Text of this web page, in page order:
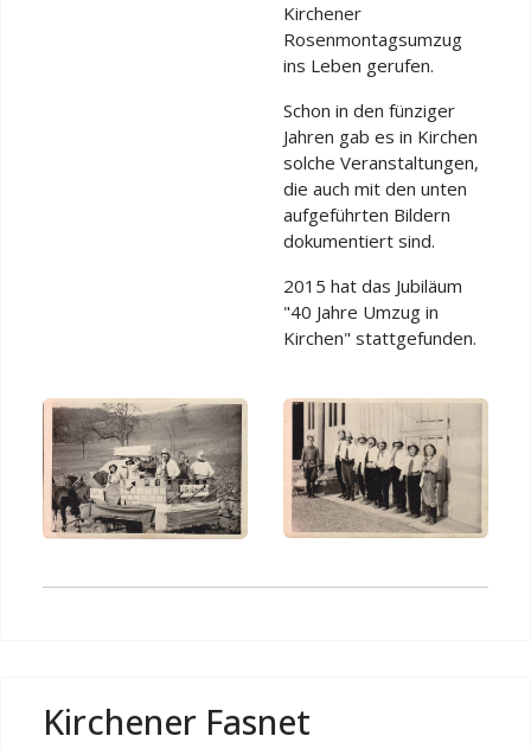
Kirchener
Rosenmontagsumzug
ins Leben gerufen.
Schon in den fünziger
Jahren gab es in Kirchen
solche Veranstaltungen,
die auch mit den unten
aufgeführten Bildern
dokumentiert sind.
2015 hat das Jubiläum
"40 Jahre Umzug in
Kirchen" stattgefunden.
Kirchener Fasnet